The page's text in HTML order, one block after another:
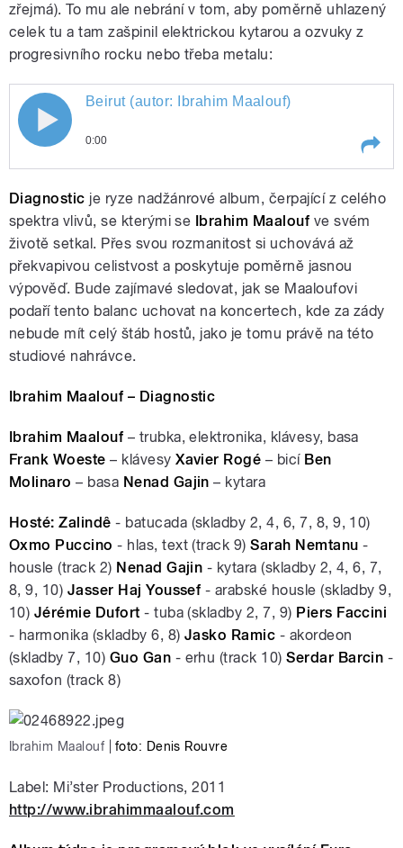
pause
zřejmá). To mu ale nebrání v tom, aby poměrně uhlazený
celek tu a tam zašpinil elektrickou kytarou a ozvuky z
progresivního rocku nebo třeba metalu:
Beirut (autor: Ibrahim Maalouf)
pause
Beirut (autor: Ibrahim Maalouf)
0:00
Diagnostic je ryze nadžánrové album, čerpající z celého
spektra vlivů, se kterými se Ibrahim Maalouf ve svém
životě setkal. Přes svou rozmanitost si uchovává až
překvapivou celistvost a poskytuje poměrně jasnou
výpověď. Bude zajímavé sledovat, jak se Maaloufovi
podaří tento balanc uchovat na koncertech, kde za zády
nebude mít celý štáb hostů, jako je tomu právě na této
studiové nahrávce.
Ibrahim Maalouf – Diagnostic
Ibrahim Maalouf – trubka, elektronika, klávesy, basa
Frank Woeste – klávesyXavier Rogé – bicí Ben
Molinaro – basa Nenad Gajin – kytara
Hosté:Zalindê ‒ batucada (skladby 2, 4, 6, 7, 8, 9, 10)
Oxmo Puccino ‒ hlas, text (track 9)Sarah Nemtanu ‒
housle (track 2) Nenad Gajin ‒ kytara (skladby 2, 4, 6, 7,
8, 9, 10) Jasser Haj Youssef ‒ arabské housle (skladby 9,
10) Jérémie Dufort ‒ tuba (skladby 2, 7, 9) Piers Faccini
‒ harmonika (skladby 6, 8) Jasko Ramic ‒ akordeon
(skladby 7, 10) Guo Gan ‒ erhu (track 10)Serdar Barcin ‒
saxofon (track 8)
Ibrahim Maalouf foto: Denis Rouvre
Label: Mi’ster Productions, 2011
http://www.ibrahimmaalouf.com